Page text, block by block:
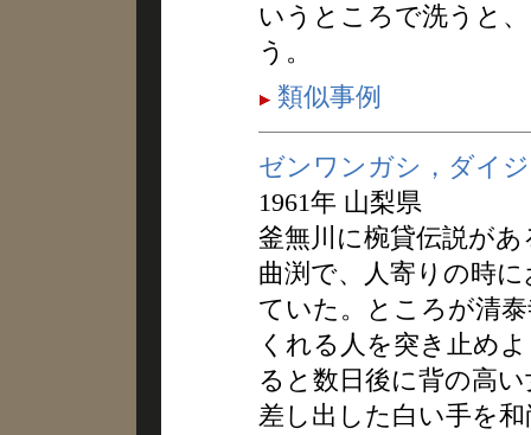
いうところで洗うと
う。
類似事例
ゼンワンガシ，ダイ
1961年 山梨県
釜無川に椀貸伝説が
曲渕で、人寄りの時
ていた。ところが清
くれる人を突き止め
ると数日後に背の高
差し出した白い手を